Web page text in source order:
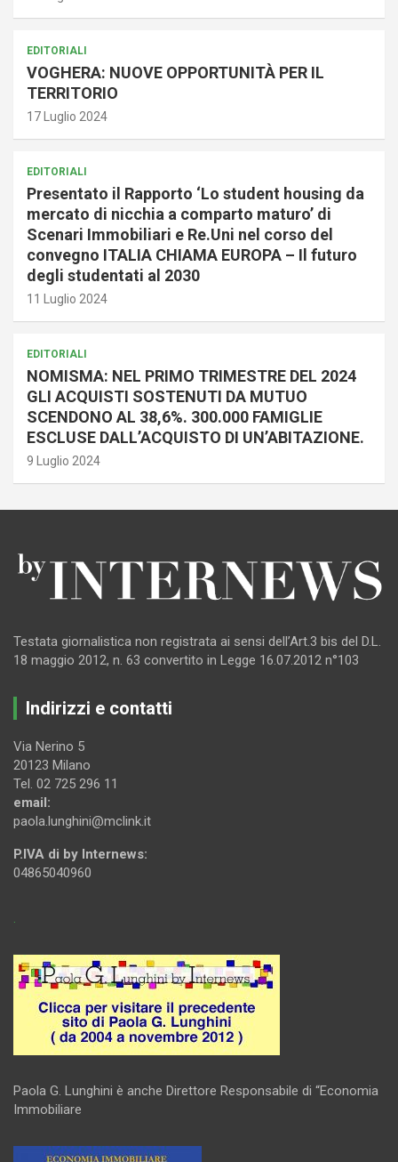
EDITORIALI
VOGHERA: NUOVE OPPORTUNITÀ PER IL
TERRITORIO
17 Luglio 2024
EDITORIALI
Presentato il Rapporto ‘Lo student housing da
mercato di nicchia a comparto maturo’ di
Scenari Immobiliari e Re.Uni nel corso del
convegno ITALIA CHIAMA EUROPA – Il futuro
degli studentati al 2030
11 Luglio 2024
EDITORIALI
NOMISMA: NEL PRIMO TRIMESTRE DEL 2024
GLI ACQUISTI SOSTENUTI DA MUTUO
SCENDONO AL 38,6%. 300.000 FAMIGLIE
ESCLUSE DALL’ACQUISTO DI UN’ABITAZIONE.
9 Luglio 2024
Testata giornalistica non registrata ai sensi dell’Art.3 bis del D.L.
18 maggio 2012, n. 63 convertito in Legge 16.07.2012 n°103
Indirizzi e contatti
Via Nerino 5
20123 Milano
Tel. 02 725 296 11
email:
paola.lunghini@mclink.it
P.IVA di by Internews:
04865040960
.
Paola G. Lunghini è anche Direttore Responsabile di “Economia
Immobiliare